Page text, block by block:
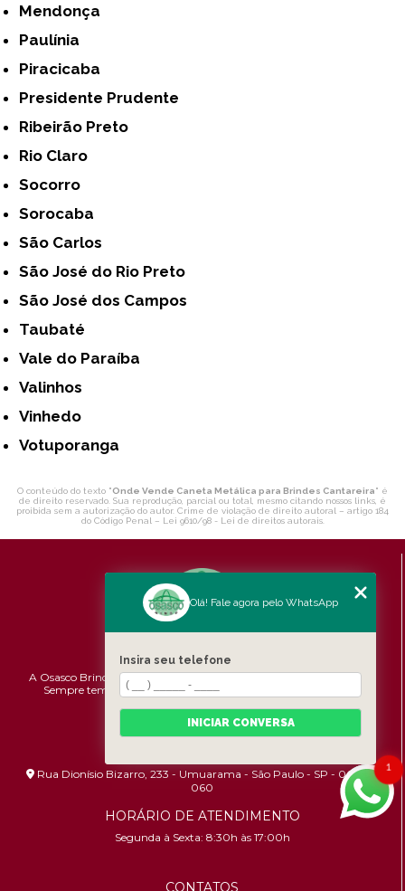
Mendonça
Paulínia
Piracicaba
Presidente Prudente
Ribeirão Preto
Rio Claro
Socorro
Sorocaba
São Carlos
São José do Rio Preto
São José dos Campos
Taubaté
Vale do Paraíba
Valinhos
Vinhedo
Votuporanga
O conteúdo do texto "Onde Vende Caneta Metálica para Brindes Cantareira" é
de direito reservado. Sua reprodução, parcial ou total, mesmo citando nossos links, é
proibida sem a autorização do autor. Crime de violação de direito autoral – artigo 184
do Código Penal – Lei 9610/98 - Lei de direitos autorais.
A Osasco Brindes atende a todo o Brasil em brindes personalizados.
Sempre temos promoções e novidades,
Qualidade e Custo-benefício.
Rua Dionísio Bizarro, 233 - Umuarama - São Paulo - SP - 06036-
060
HORÁRIO DE ATENDIMENTO
Segunda à Sexta: 8:30h às 17:00h
CONTATOS
1
Olá! Fale agora pelo WhatsApp
Insira seu telefone
INICIAR CONVERSA